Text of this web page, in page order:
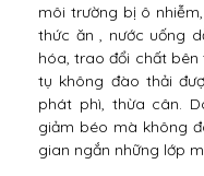
môi trường bị ô
thức ăn , nước uống
hóa, trao đổi chất
tụ không đào thải
phát phì, thừa cân.
giảm béo mà không
gian ngắn những lớp